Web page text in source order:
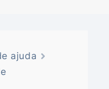
ajuda